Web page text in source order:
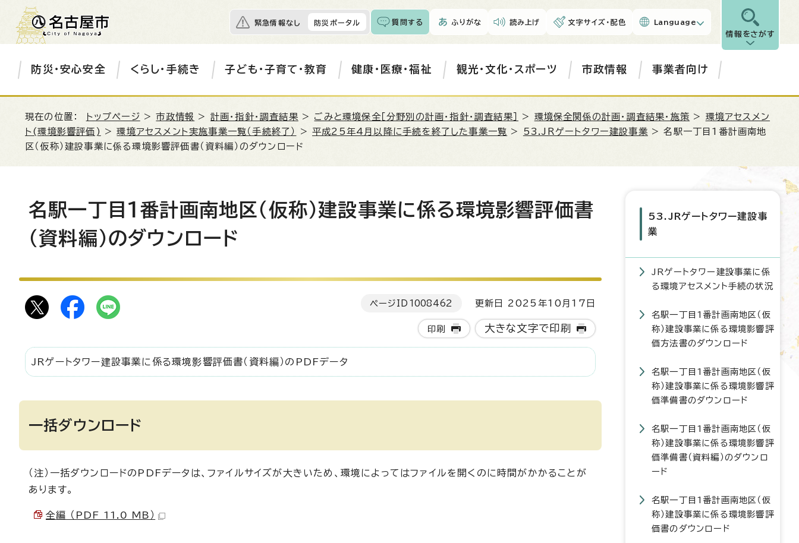
緊急情報なし 防災ポータル 質問する ふりがな 読み上げ 文字サイズ・配色 Language
情報をさがす
防災・安心安全 くらし・手続き 子ども・子育て・教育 健康・医療・福祉 観光・文化・スポーツ 市政情報 事業者向け
現在の位置： トップページ >市政情報 > 計画・指針・調査結果 > ごみと環境保全［分野別の計画・指針・調査結果］ > 環境保全関係の計画・調査結果・施策 > 環境アセスメン
ト(環境影響評価) >環境アセスメント実施事業一覧（手続終了） >平成25年4月以降に手続を終了した事業一覧 > 53.JRゲートタワー建設事業 > 名駅一丁目1番計画南地
区（仮称）建設事業に係る環境影響評価書（資料編）のダウンロード
名駅一丁目1番計画南地区（仮称）建設事業に係る環境影響評価書
（資料編）のダウンロード
ページID 1008462 更新日 2025年10月17日
印刷 大きな文字で印刷
JRゲートタワー建設事業に係る環境影響評価書（資料編）のPDFデータ
一括ダウンロード
（注）一括ダウンロードのPDFデータは、ファイルサイズが大きいため、環境によってはファイルを開くのに時間がかかることが
あります。
全編 （PDF 11.0 MB）
53.JRゲートタワー建設事
業
JRゲートタワー建設事業に係
る環境アセスメント手続の状況
名駅一丁目1番計画南地区（仮
称）建設事業に係る環境影響評
価方法書のダウンロード
名駅一丁目1番計画南地区（仮
称）建設事業に係る環境影響評
価準備書のダウンロード
名駅一丁目1番計画南地区（仮
称）建設事業に係る環境影響評
価準備書（資料編）のダウンロ
ード
名駅一丁目1番計画南地区（仮
称）建設事業に係る環境影響評
価書のダウンロード